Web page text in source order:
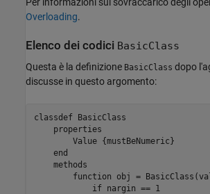
Overloading.
Elenco dei codici BasicClass
Questa è la definizione BasicClass dopo
discusse in questo argomento:
classdef BasicClass
properties
        Value
{mustBeNumeric}
end
methods
function obj =
if nargin == 1